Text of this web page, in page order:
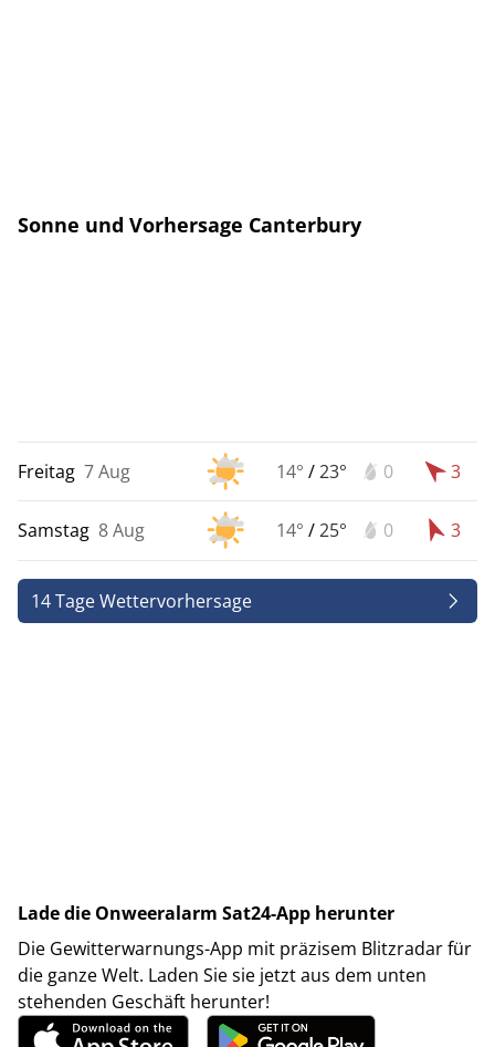
Sonne und Vorhersage Canterbury
Freitag 7 Aug 14° /23° 0 3
Samstag 8 Aug 14° /25° 0 3
14 Tage Wettervorhersage
Lade die Onweeralarm Sat24-App herunter
Die Gewitterwarnungs-App mit präzisem Blitzradar für
die ganze Welt. Laden Sie sie jetzt aus dem unten
stehenden Geschäft herunter!